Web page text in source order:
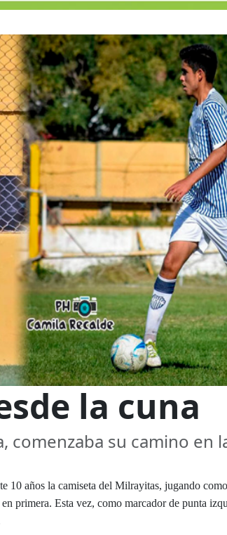
la cuna
comenzaba su camino en
10 años la camiseta del Milrayitas, jugando
primera. Esta vez, como marcador de punta